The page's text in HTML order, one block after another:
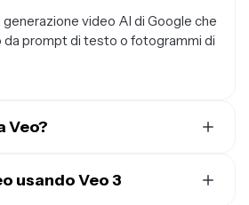
generazione video AI di Google che
da prompt di testo o fotogrammi di
Veo?
un account Google o Gemini
usando Veo 3